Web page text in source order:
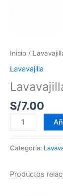
Inicio /
Lavavajilla
S/7.00
Categoría:
Productos